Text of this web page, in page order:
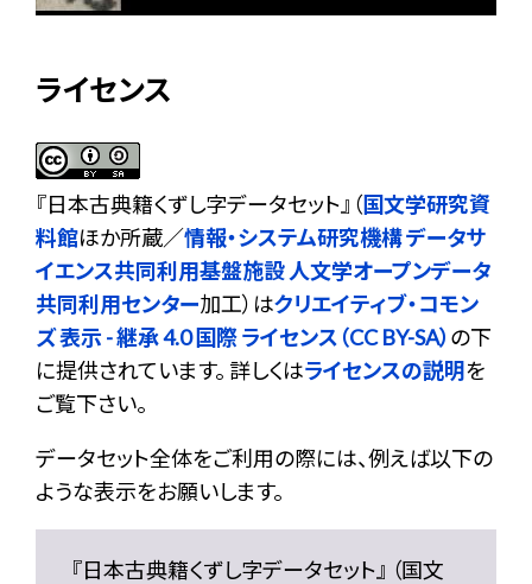
ライセンス
『日本古典籍くずし字データセット 』（国文学研究資
料館ほか所蔵／情報・システム研究機構 データサ
イエンス共同利用基盤施設 人文学オープンデータ
共同利用センター加工）はクリエイティブ・コモン
ズ 表示 - 継承 4.0 国際 ライセンス（CC BY-SA） の下
に提供されています。 詳しくはライセンスの説明を
ご覧下さい。
データセット全体をご利用の際には、例えば以下の
ような表示をお願いします。
『日本古典籍くずし字データセット』 （国文